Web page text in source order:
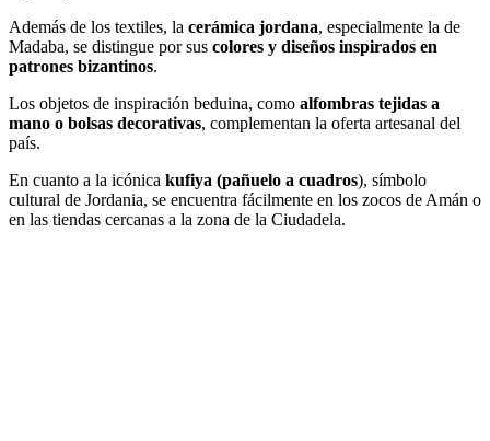
Además de los textiles, la cerámica jordana, especialmente la de
Madaba, se distingue por sus colores y diseños inspirados en
patrones bizantinos.
Los objetos de inspiración beduina, como alfombras tejidas a
mano o bolsas decorativas, complementan la oferta artesanal del
país.
En cuanto a la icónica kufiya (pañuelo a cuadros), símbolo
cultural de Jordania, se encuentra fácilmente en los zocos de Amán o
en las tiendas cercanas a la zona de la Ciudadela.